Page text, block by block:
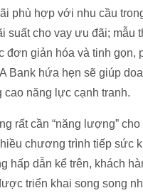
phù hợp với nhu cầu
suất cho vay ưu đãi; mẫu
giản hóa và tinh gọn,
Bank hứa hẹn sẽ giúp
cao năng lực cạnh tranh.
rất cần “năng lượng”
chương trình tiếp sức
hấp dẫn kể trên, khách
triển khai song song